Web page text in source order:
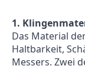
1.
Das Material
Haltbarkeit,
Messers. Zwei